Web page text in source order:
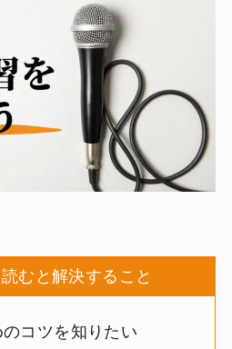
むと解決すること
コツを知りたい